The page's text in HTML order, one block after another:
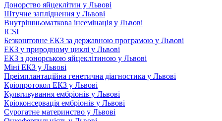
Донорство яйцеклітин у Львові
Штучне запліднення у Львові
Внутрішньоматкова інсемінація у Львові
ICSI
Безкоштовне ЕКЗ за державною програмою у Львові
ЕКЗ у природному циклі у Львові
ЕКЗ з донорською яйцеклітиною у Львові
Міні ЕКЗ у Львові
Преімплантаційна генетична діагностика у Львові
Кріопротокол ЕКЗ у Львові
Культивування ембріонів у Львові
Кріоконсервація ембріонів у Львові
Сурогатне материнство у Львові